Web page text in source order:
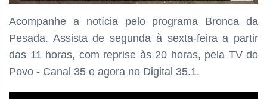
Acompanhe a notícia pelo programa Bronca da
Pesada. Assista de segunda à sexta-feira a partir
das 11 horas, com reprise às 20 horas, pela TV do
Povo - Canal 35 e agora no Digital 35.1.